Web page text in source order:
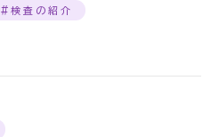
#検査の紹介